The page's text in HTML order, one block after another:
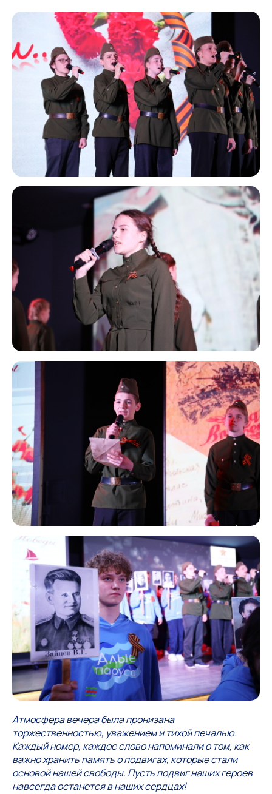
Атмосфера вечера была пронизана
торжественностью, уважением и тихой печалью.
Каждый номер, каждое слово напоминали о том, как
важно хранить память о подвигах, которые стали
основой нашей свободы. Пусть подвиг наших героев
навсегда останется в наших сердцах!